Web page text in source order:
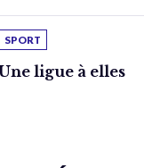
SPORT
ligue à elles